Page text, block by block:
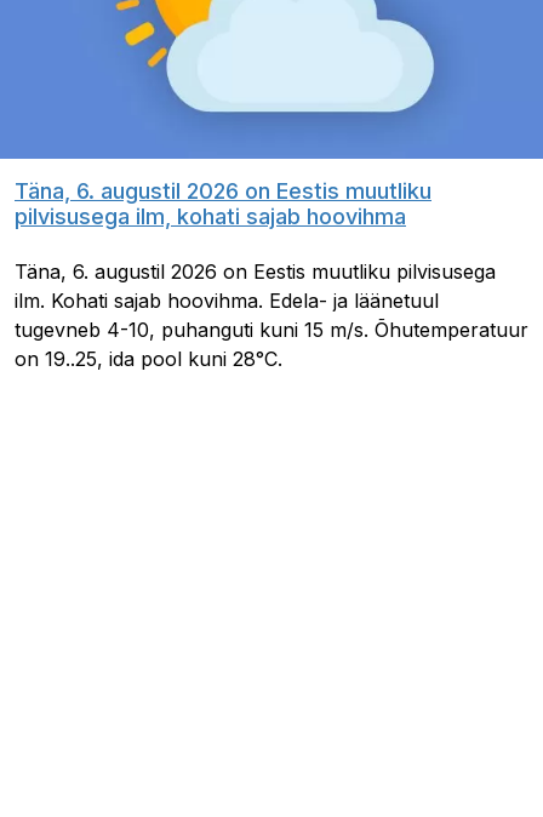
Täna, 6. augustil 2026 on Eestis muutliku
pilvisusega ilm, kohati sajab hoovihma
Täna, 6. augustil 2026 on Eestis muutliku pilvisusega
ilm. Kohati sajab hoovihma. Edela- ja läänetuul
tugevneb 4-10, puhanguti kuni 15 m/s. Õhutemperatuur
on 19..25, ida pool kuni 28°C.